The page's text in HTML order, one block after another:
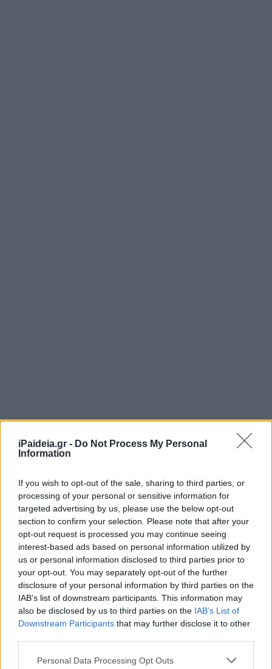
iPaideia.gr - Do Not Process My Personal
Information
If you wish to opt-out of the sale, sharing to third parties, or
processing of your personal or sensitive information for
targeted advertising by us, please use the below opt-out
section to confirm your selection. Please note that after your
opt-out request is processed you may continue seeing
interest-based ads based on personal information utilized by
us or personal information disclosed to third parties prior to
your opt-out. You may separately opt-out of the further
disclosure of your personal information by third parties on the
IAB’s list of downstream participants. This information may
also be disclosed by us to third parties on the IAB’s List of
Downstream Participants that may further disclose it to other
Please note that this website/app uses one or more Google
Personal Data Processing Opt Outs